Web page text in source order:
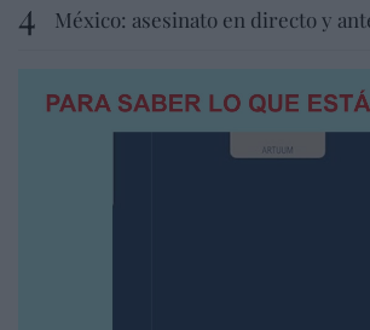
México: asesinato en directo y